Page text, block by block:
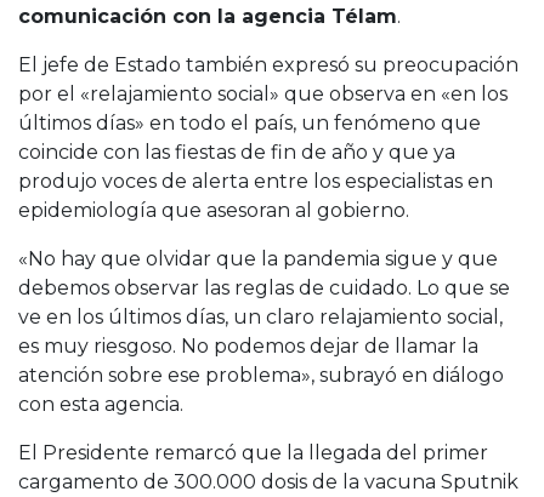
comunicación con la agencia Télam.
El jefe de Estado también expresó su preocupación
por el «relajamiento social» que observa en «en los
últimos días» en todo el país, un fenómeno que
coincide con las fiestas de fin de año y que ya
produjo voces de alerta entre los especialistas en
epidemiología que asesoran al gobierno.
«No hay que olvidar que la pandemia sigue y que
debemos observar las reglas de cuidado. Lo que se
ve en los últimos días, un claro relajamiento social,
es muy riesgoso. No podemos dejar de llamar la
atención sobre ese problema», subrayó en diálogo
con esta agencia.
El Presidente remarcó que la llegada del primer
cargamento de 300.000 dosis de la vacuna Sputnik